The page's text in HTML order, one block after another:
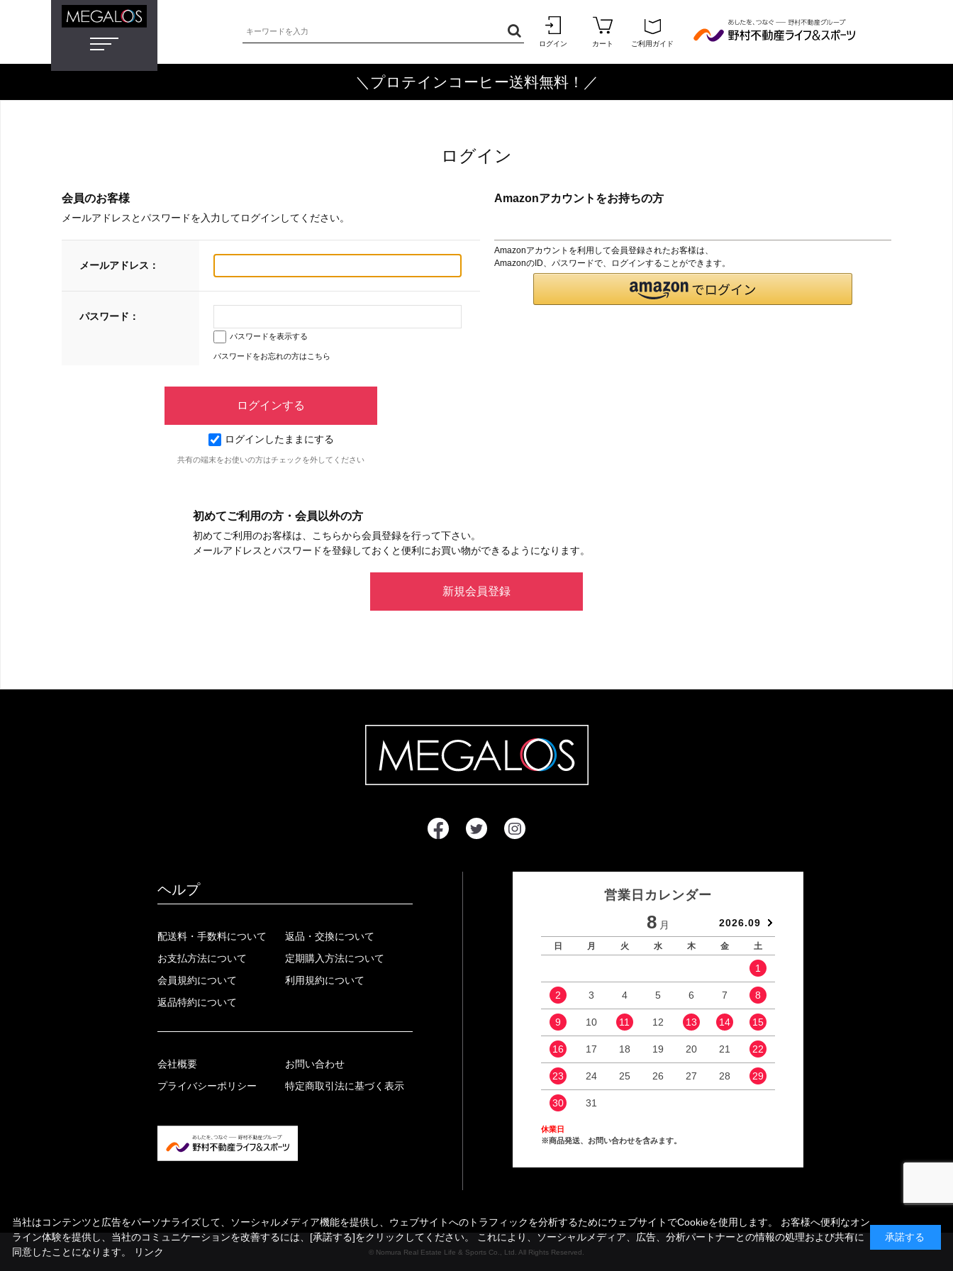
ログイン カート ご利用ガイド
＼プロテインコーヒー送料無料！／
ログイン
会員のお客様
メールアドレスとパスワードを入力してログインしてください。
メールアドレス：
パスワード：
パスワードを表示する
パスワードをお忘れの方はこちら
ログインしたままにする
共有の端末をお使いの方はチェックを外してください
Amazonアカウントをお持ちの方
Amazonアカウントを利用して会員登録されたお客様は、
AmazonのID、パスワードで、ログインすることができます。
初めてご利用の方・会員以外の方
初めてご利用のお客様は、こちらから会員登録を行って下さい。
メールアドレスとパスワードを登録しておくと便利にお買い物ができるようになります。
ヘルプ
配送料・手数料について
お支払方法について
会員規約について
返品特約について
返品・交換について
定期購入方法について
利用規約について
会社概要
プライバシーポリシー
お問い合わせ
特定商取引法に基づく表示
営業日カレンダー
8 月 2026.09
日 月 火 水 木 金 土
1
2 3 4 5 6 7 8
9 10 11 12 13 14 15
16 17 18 19 20 21 22
23 24 25 26 27 28 29
30 31
休業日
※商品発送、お問い合わせを含みます。
© Nomura Real Estate Life & Sports Co., Ltd. All Rights Reserved.
当社はコンテンツと広告をパーソナライズして、ソーシャルメディア機能を提供し、ウェブサイトへのトラフィックを分析するためにウェブサイトでCookieを使用します。 お客様へ便利なオン
ライン体験を提供し、当社のコミュニケーションを改善するには、[承諾する]をクリックしてください。 これにより、ソーシャルメディア、広告、分析パートナーとの情報の処理および共有に
同意したことになります。
リンク
承諾する